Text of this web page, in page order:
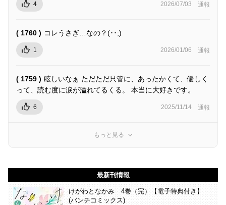
4 2026/07/03 通報
( 1760 ) コレうさぎ…なの？(･･;)
1 2026/01/06 通報
( 1759 ) 眩しいなぁ ただただ只管に、あったかくて、優しく
って、読む度に涙が溢れてるくる。 本当に大好きです。
6 2025/11/14 通報
もっと見る
最新刊情報
けがわとなかみ 4巻（完）【電子特典付き】
(バンチコミックス)